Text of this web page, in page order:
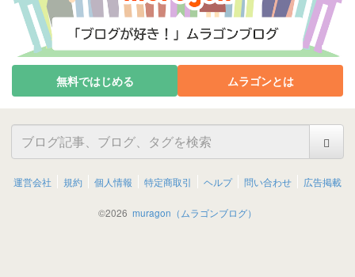
無料ではじめる ムラゴンとは
運営会社 規約 個人情報 特定商取引 ヘルプ 問い合わせ 広告掲載
©2026 muragon（ムラゴンブログ）